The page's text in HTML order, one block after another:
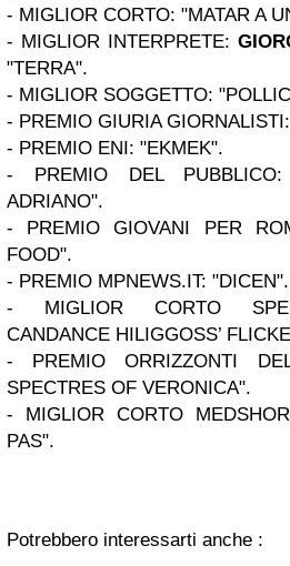
- MIGLIOR CORTO: "MATAR A
- MIGLIOR INTERPRETE:
"TERRA".
- MIGLIOR SOGGETTO:
- PREMIO GIURIA
- PREMIO ENI: "EKMEK".
- PREMIO DEL
ADRIANO".
- PREMIO GIOVANI PER
FOOD".
- PREMIO MPNEWS.IT: "DICEN".
- MIGLIOR CORTO
CANDANCE HILIGGOSS’
- PREMIO ORRIZZONTI
SPECTRES OF VERONICA".
- MIGLIOR CORTO
PAS".
Potrebbero interessarti anche :